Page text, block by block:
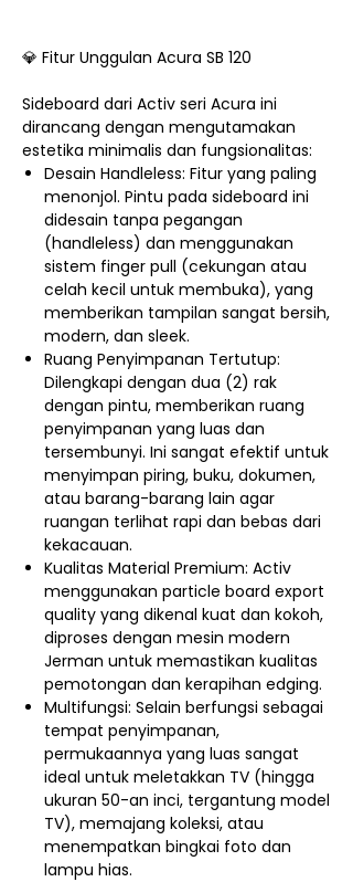
💎 Fitur Unggulan Acura SB 120
Sideboard dari Activ seri Acura ini
dirancang dengan mengutamakan
estetika minimalis dan fungsionalitas:
Desain Handleless: Fitur yang paling
menonjol. Pintu pada sideboard ini
didesain tanpa pegangan
(handleless) dan menggunakan
sistem finger pull (cekungan atau
celah kecil untuk membuka), yang
memberikan tampilan sangat bersih,
modern, dan sleek.
Ruang Penyimpanan Tertutup:
Dilengkapi dengan dua (2) rak
dengan pintu, memberikan ruang
penyimpanan yang luas dan
tersembunyi. Ini sangat efektif untuk
menyimpan piring, buku, dokumen,
atau barang-barang lain agar
ruangan terlihat rapi dan bebas dari
kekacauan.
Kualitas Material Premium: Activ
menggunakan particle board export
quality yang dikenal kuat dan kokoh,
diproses dengan mesin modern
Jerman untuk memastikan kualitas
pemotongan dan kerapihan edging.
Multifungsi: Selain berfungsi sebagai
tempat penyimpanan,
permukaannya yang luas sangat
ideal untuk meletakkan TV (hingga
ukuran 50-an inci, tergantung model
TV), memajang koleksi, atau
menempatkan bingkai foto dan
lampu hias.